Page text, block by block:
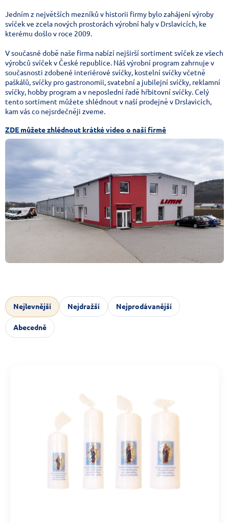
Jedním z největších mezníků v historii firmy bylo zahájení výroby
svíček ve zcela nových prostorách výrobní haly v Drslavicích, ke
kterému došlo v roce 2009.
V současné době naše firma nabízí nejširší sortiment svíček ze všech
výrobců svíček v České republice. Náš výrobní program zahrnuje v
současnosti zdobené interiérové svíčky, kostelní svíčky včetně
paškálů, svíčky pro gastronomii, svatební a jubilejní svíčky, reklamní
svíčky, hobby program a v neposlední řadě hřbitovní svíčky. Celý
tento sortiment můžete shlédnout v naší prodejně v Drslavicích,
kam vás co nejsrdečněji zveme.
ZDE můžete zhlédnout krátké video o naší firmě
Nejlevnější Nejdražší Nejprodávanější
Abecedně